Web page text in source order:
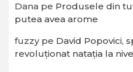
Dana pe Produsele din
putea avea arome
fuzzype David Popovici,
revoluționat natația la